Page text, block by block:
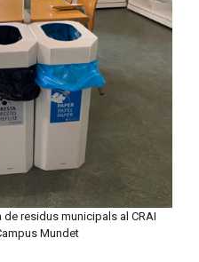
residus municipals al CRAI
Mundet